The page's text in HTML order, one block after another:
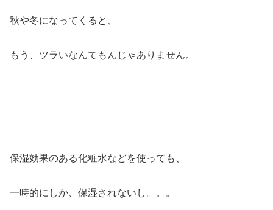
秋や冬になってくると、
もう、ツラいなんてもんじゃありません。
保湿効果のある化粧水などを使っても、
一時的にしか、保湿されないし。。。